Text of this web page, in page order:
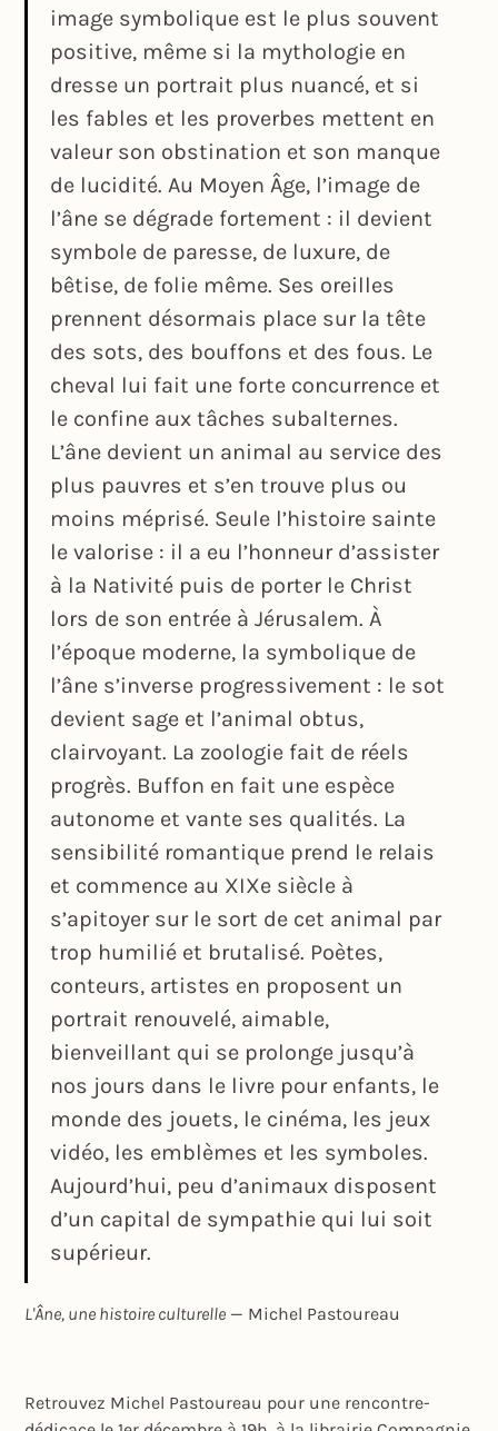
image symbolique est le plus souvent
positive, même si la mythologie en
dresse un portrait plus nuancé, et si
les fables et les proverbes mettent en
valeur son obstination et son manque
de lucidité. Au Moyen Âge, l’image de
l’âne se dégrade fortement : il devient
symbole de paresse, de luxure, de
bêtise, de folie même. Ses oreilles
prennent désormais place sur la tête
des sots, des bouffons et des fous. Le
cheval lui fait une forte concurrence et
le confine aux tâches subalternes.
L’âne devient un animal au service des
plus pauvres et s’en trouve plus ou
moins méprisé. Seule l’histoire sainte
le valorise : il a eu l’honneur d’assister
à la Nativité puis de porter le Christ
lors de son entrée à Jérusalem. À
l’époque moderne, la symbolique de
l’âne s’inverse progressivement : le sot
devient sage et l’animal obtus,
clairvoyant. La zoologie fait de réels
progrès. Buffon en fait une espèce
autonome et vante ses qualités. La
sensibilité romantique prend le relais
et commence au XIXe siècle à
s’apitoyer sur le sort de cet animal par
trop humilié et brutalisé. Poètes,
conteurs, artistes en proposent un
portrait renouvelé, aimable,
bienveillant qui se prolonge jusqu’à
nos jours dans le livre pour enfants, le
monde des jouets, le cinéma, les jeux
vidéo, les emblèmes et les symboles.
Aujourd’hui, peu d’animaux disposent
d’un capital de sympathie qui lui soit
supérieur.
L'Âne, une histoire culturelle — Michel Pastoureau
Retrouvez Michel Pastoureau pour une rencontre-